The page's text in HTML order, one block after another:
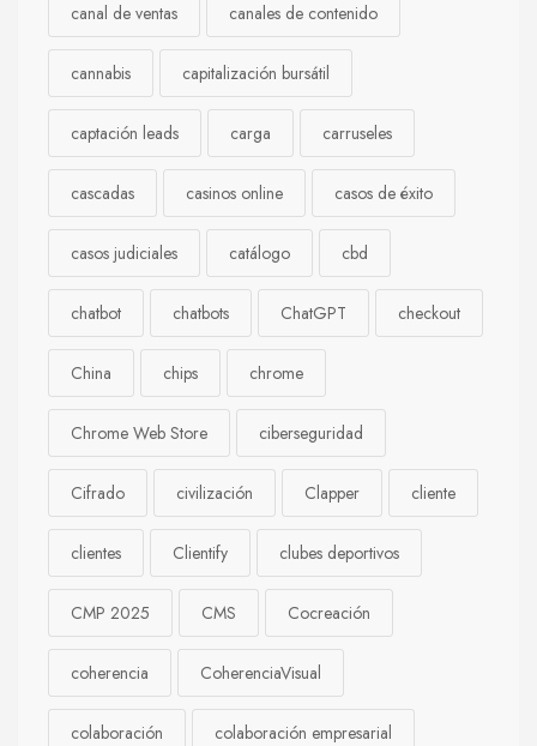
canal de ventas canales de contenido
cannabis capitalización bursátil
captación leads carga carruseles
cascadas casinos online casos de éxito
casos judiciales catálogo cbd
chatbot chatbots ChatGPT checkout
China chips chrome
Chrome Web Store ciberseguridad
Cifrado civilización Clapper cliente
clientes Clientify clubes deportivos
CMP 2025 CMS Cocreación
coherencia CoherenciaVisual
colaboración colaboración empresarial